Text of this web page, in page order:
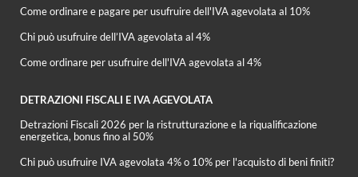
Come ordinare e pagare per usufruire dell'IVA agevolata al 10%
Chi può usufruire dell’IVA agevolata al 4%
Come ordinare per usufruire dell'IVA agevolata al 4%
DETRAZIONI FISCALI E IVA AGEVOLATA
Detrazioni Fiscali 2026 per la ristrutturazione e la riqualificazione
energetica, bonus fino al 50%
Chi può usufruire IVA agevolata 4% o 10% per l'acquisto di beni finiti?